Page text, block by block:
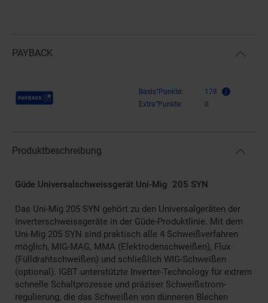
PAYBACK
Payback Punkte Basis°Punkte:
178
Extra°Punkte:
0
Produktbeschreibung
Güde Universalschweissgerät Uni-Mig 205 SYN
Das Uni-Mig 205 SYN gehört zu den Universalgeräten der
Inverterschweissgeräte in der Güde-Produktlinie. Mit dem
Uni-Mig 205 SYN sind praktisch alle 4 Schweißverfahren
möglich, MIG-MAG, MMA (Elektrodenschweißen), Flux
(Fülldrahtschweißen) und schließlich WIG-Schweißen
(optional). IGBT unterstützte Inverter-Technology für extrem
schnelle Schaltprozesse und präziser Schweißstrom-
regulierung, die das Schweißen von dünneren Blechen